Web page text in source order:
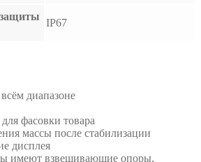
IP67
диапазоне
фасовки товара
массы после стабилизации
дисплея
имеют взвешивающие опоры,